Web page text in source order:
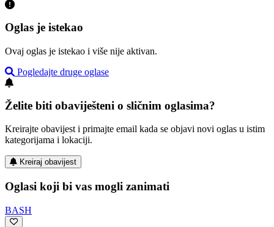
Oglas je istekao
Ovaj oglas je istekao i više nije aktivan.
Pogledajte druge oglase
Želite biti obaviješteni o sličnim oglasima?
Kreirajte obavijest i primajte email kada se objavi novi oglas u istim
kategorijama i lokaciji.
Kreiraj obavijest
Oglasi koji bi vas mogli zanimati
BASH